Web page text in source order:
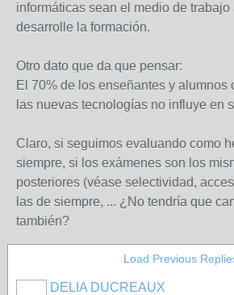
informáticas sean el medio de
desarrolle la formación.
Otro dato que da que pensar:
El 70% de los enseñantes y alumnos
las nuevas tecnologías no influye en
Claro, si seguimos evaluando como
siempre, si los exámenes son los
posteriores (véase selectividad,
las de siempre, ... ¿No tendría que
también?
Load Previous
DELIA DUCREAUX